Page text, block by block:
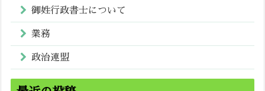
御姓行政書士について
業務
政治連盟